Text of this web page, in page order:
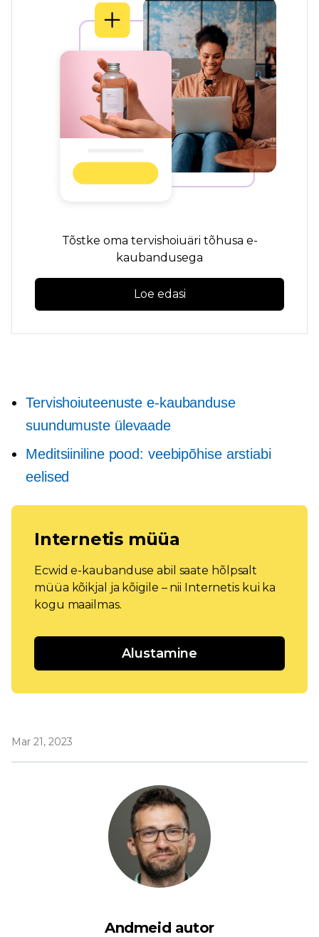
Tõstke oma tervishoiuäri tõhusa e-
kaubandusega
Loe edasi
Tervishoiuteenuste e-kaubanduse
suundumuste ülevaade
Meditsiiniline pood: veebipõhise arstiabi
eelised
Internetis müüa
Ecwid e-kaubanduse abil saate hõlpsalt
müüa kõikjal ja kõigile – nii Internetis kui ka
kogu maailmas.
Alustamine
Mar 21, 2023
Andmeid autor